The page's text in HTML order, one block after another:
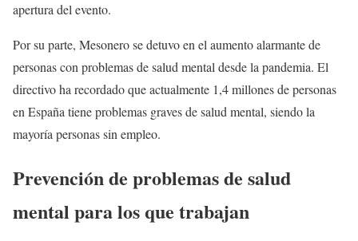
apertura del evento.
Por su parte, Mesonero se detuvo en el aumento alarmante de
personas con problemas de salud mental desde la pandemia. El
directivo ha recordado que actualmente 1,4 millones de personas
en España tiene problemas graves de salud mental, siendo la
mayoría personas sin empleo.
Prevención de problemas de salud
mental para los que trabajan